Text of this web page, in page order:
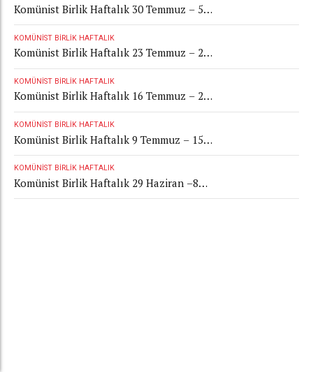
Komünist Birlik Haftalık 30 Temmuz – 5
Ağustos 2026
KOMÜNIST BIRLIK HAFTALIK
Komünist Birlik Haftalık 23 Temmuz – 29
Temmuz 2026
KOMÜNIST BIRLIK HAFTALIK
Komünist Birlik Haftalık 16 Temmuz – 22
Temmuz 2026
KOMÜNIST BIRLIK HAFTALIK
Komünist Birlik Haftalık 9 Temmuz – 15
Temmuz 2026
KOMÜNIST BIRLIK HAFTALIK
Komünist Birlik Haftalık 29 Haziran –8
Temmuz 2026